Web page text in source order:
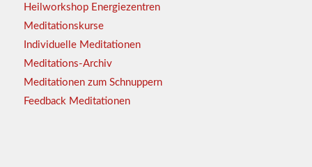
Heilworkshop Energiezentren
Meditationskurse
Individuelle Meditationen
Meditations-Archiv
Meditationen zum Schnuppern
Feedback Meditationen